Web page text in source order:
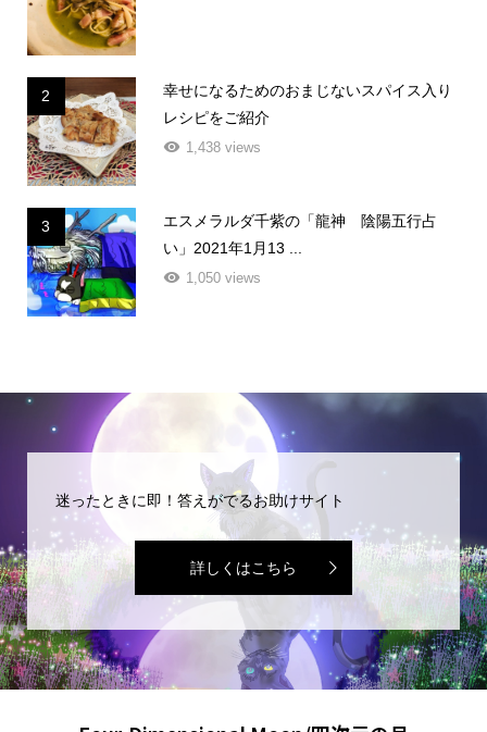
2
幸せになるためのおまじないスパイス入り
レシピをご紹介
1,438 views
3
エスメラルダ千紫の「龍神 陰陽五行占
い」2021年1月13 ...
1,050 views
迷ったときに即！答えがでるお助けサイト
詳しくはこちら